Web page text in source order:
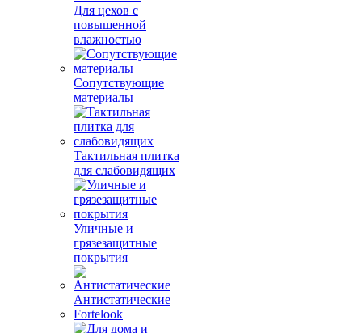
Для цехов с
повышенной
влажностью
Сопутствующие
материалы
Тактильная плитка
для слабовидящих
Уличные и
грязезащитные
покрытия
Антистатические
Fortelook